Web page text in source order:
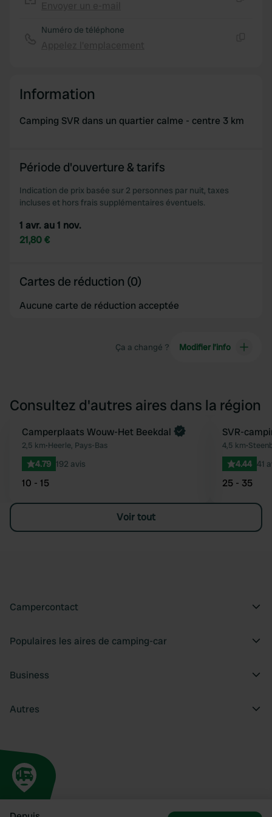
Numéro de téléphone
Information
Camping SVR dans un quartier calme - centre 3 km
Période d'ouverture & tarifs
Indication de prix basée sur 2 personnes par nuit, taxes
incluses et hors frais supplémentaires éventuels.
1 avr. au 1 nov.
21,80 €
Cartes de réduction (0)
Aucune carte de réduction acceptée
Ça a changé ? Modifier l’info
Consultez d'autres aires dans la région
Préféré
Camperplaats Wouw-Het Beekdal
2,5 km•Heerle, Pays-Bas
4.79 192 avis
10 - 15
SVR-
4,5 km•
4.44 41
25 - 35
Voir tout
Campercontact
Populaires les aires de camping-car
Business
Autres